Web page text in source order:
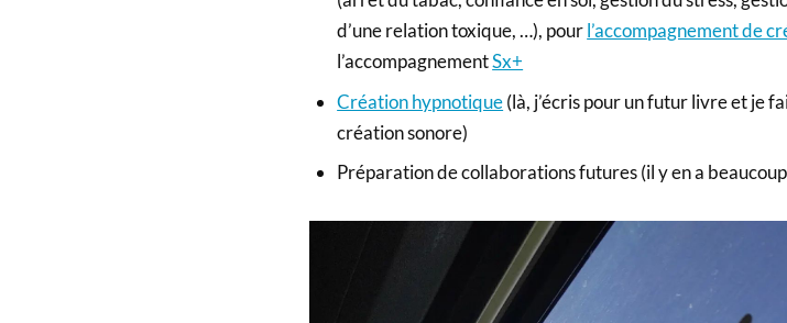
d’une relation toxique, …), pourl’accompagnement de
l’accompagnementSx+
Création hypnotique(là, j’écris pour un futur livre et je
création sonore)
Préparation de collaborations futures (il y en a